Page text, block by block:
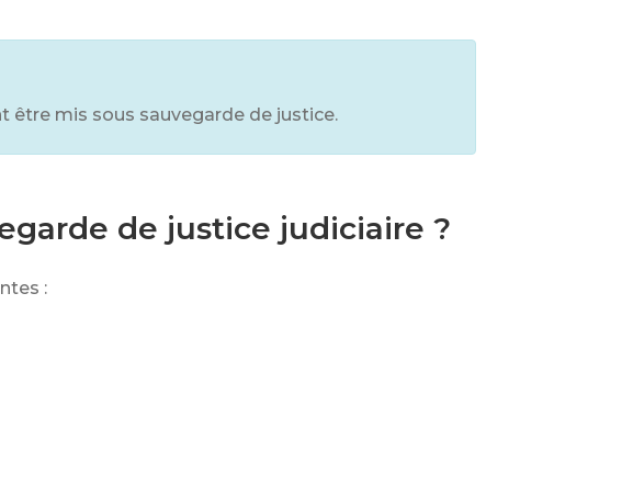
être mis sous sauvegarde de justice.
de justice judiciaire ?
: